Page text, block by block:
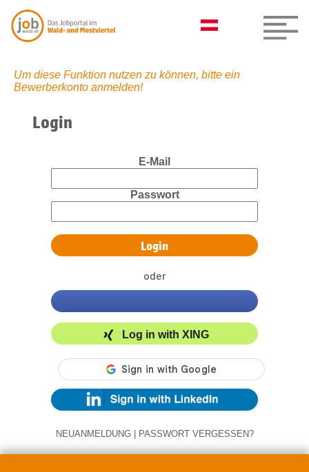
Um diese Funktion nutzen zu können, bitte ein
Bewerberkonto anmelden!
Login
E-Mail
Passwort
oder
Log in with XING
NEUANMELDUNG | PASSWORT VERGESSEN?